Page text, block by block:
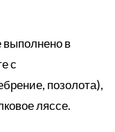
выполнено в
с
позолота),
ляссе.